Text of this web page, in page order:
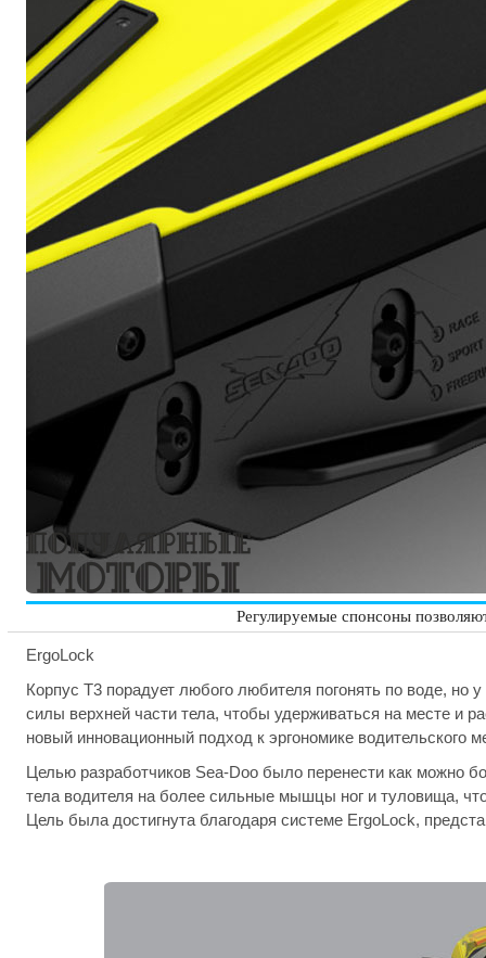
Регулируемые спонсоны
ErgoLock
Корпус T3 порадует любого любителя погонять по воде, но
силы верхней части тела, чтобы удерживаться на месте и
новый инновационный подход к эргономике водительского
Целью разработчиков Sea-Doo было перенести как можно
тела водителя на более сильные мышцы ног и туловища,
Цель была достигнута благодаря системе ErgoLock,